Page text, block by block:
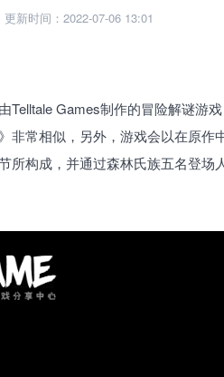
更新时间：2022-07-06 13:01
Telltale Games制作的冒险解谜
非常相似，另外，游戏会以在原
所构成，并通过森林氏族五名登